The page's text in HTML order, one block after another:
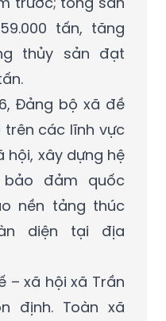
tấn, tăng
thủy sản đạt
Đảng bộ xã đề
trên các lĩnh vực
hội, xây dựng hệ
đảm quốc
nền tảng thúc
diện tại địa
– xã hội xã Trần
định. Toàn xã